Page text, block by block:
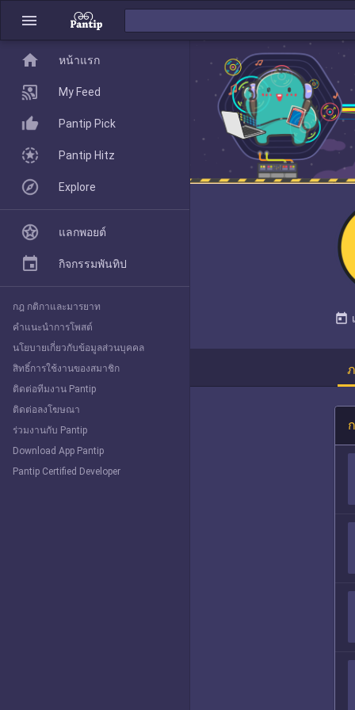
menu
today
home
Pantip Pick
Explore
home หน้าแรก
My Feed
Pantip Pick
Pantip Hitz
Explore
แลกพอยต์
กิจกรรมพันทิป
กฎ กติกาและมารยาท
คำแนะนำการโพสต์
นโยบายเกี่ยวกับข้อมูลส่วนบุคคล
สิทธิ์การใช้งานของสมาชิก
ติดต่อทีมงาน Pantip
ติดต่อลงโฆษณา
ร่วมงานกับ Pantip
Download App Pantip
Pantip Certified Developer